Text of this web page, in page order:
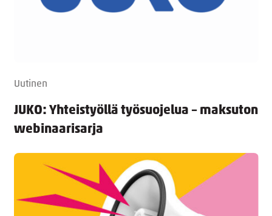
Uutinen
JUKO: Yhteistyöllä työsuojelua – maksuton
webinaarisarja